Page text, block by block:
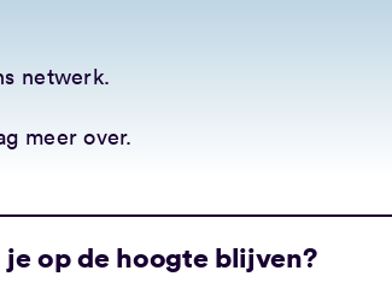
netwerk.
meer over.
op de hoogte blijven?